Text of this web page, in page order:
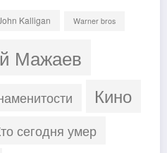
Kalligan Warner bros
Мажаев
Кино
сегодня умер